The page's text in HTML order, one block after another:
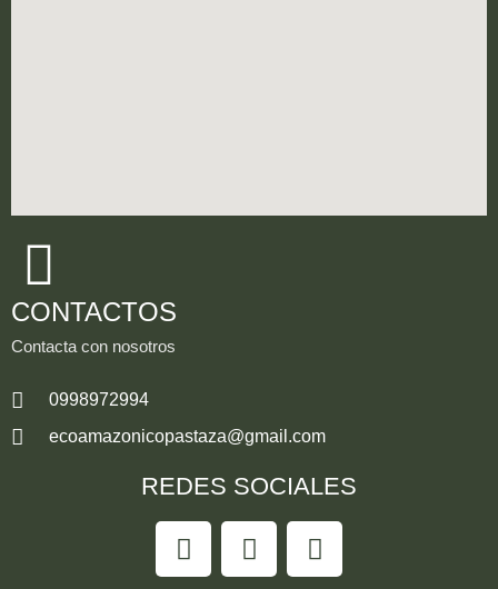
CONTACTOS
Contacta con nosotros
0998972994
ecoamazonicopastaza@gmail.com
REDES SOCIALES